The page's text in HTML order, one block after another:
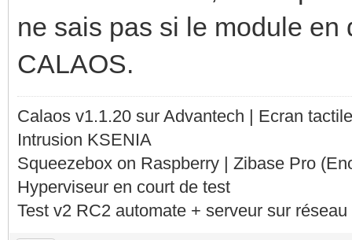
ne sais pas si le module
CALAOS.
Calaos v1.1.20 sur Advantech | Ecran
Intrusion KSENIA
Squeezebox on Raspberry | Zibase Pro
Hyperviseur en court de test
Test v2 RC2 automate + serveur sur